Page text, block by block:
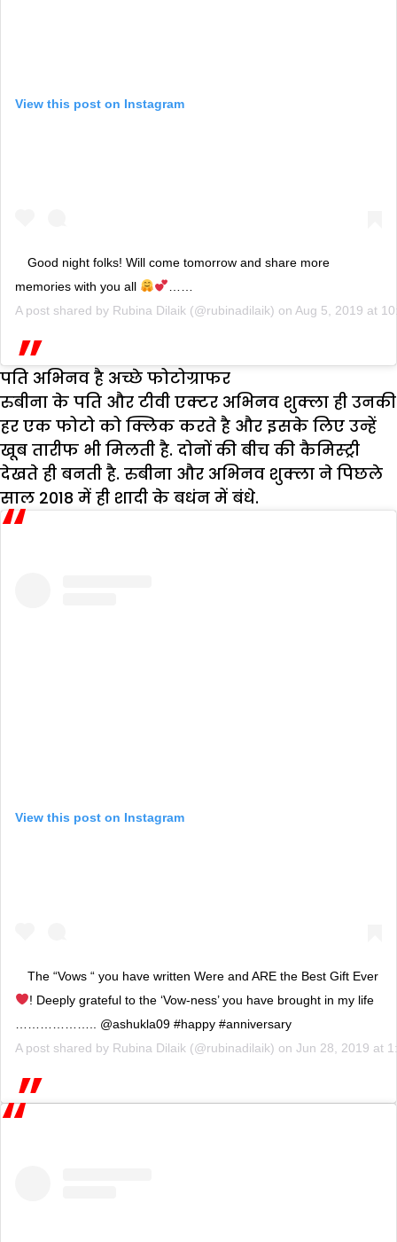
View this post on Instagram
Good night folks! Will come tomorrow and share more
memories with you all
A post shared by Rubina Dilaik (@rubinadilaik) on Aug 5, 2019 at
पति अभिनव है अच्छे फोटोग्राफर
रुबीना के पति और टीवी एक्टर अभिनव शुक्ला ही उनकी
हर एक फोटो को क्लिक करते है और इसके लिए उन्हें
खूब तारीफ भी मिलती है. दोनों की बीच की कैमिस्ट्री
देखते ही बनती है. रुबीना और अभिनव शुक्ला ने पिछले
साल 2018 में ही शादी के बधंन में बंधे.
View this post on Instagram
The “Vows “ you have written Were and ARE the Best Gift Ever
! Deeply grateful to the ‘Vow-ness’ you have brought in my life
……………….. @ashukla09 #happy #anniversary
A post shared by Rubina Dilaik (@rubinadilaik) on Jun 28, 2019 at